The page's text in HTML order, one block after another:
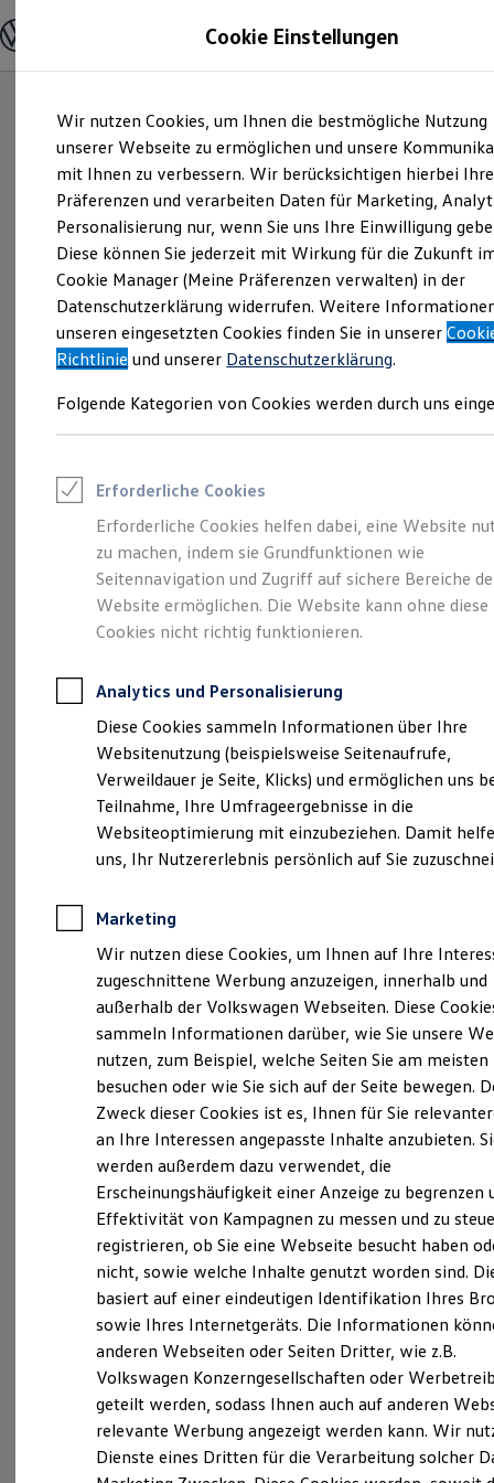
Hauptinhalt
springen
Footer
springen
Modelle und Konfigurator
Modelle vergleichen
Elektroautos
ENERGY Sondermodelle
Nutzfahrzeuge
SUV und CUV
Familienautos
Kombis
Kompaktwagen
Sportwagen
Schnell verfügbare Fahrzeuge
Angebote und Produkte
Aktuelle Angebote
E-Auto-Förderung
Volkswagen Marktplatz
Junge Gebrauchtwagen und Gebrauchtwagen
Saisonangebote
Leasing
Leasing-Angebote
Gebrauchtwagen Leasing
Junge Gebrauchtwagen-Leasing
Elektroauto Leasing
Kleinwagen-Leasing
Leasing ohne Anzahlung
Autokredit mit Schlussrate
Versicherungen und Garantien
Kfz-Versicherung
Restschuldversicherungen
Garantien
Wartungsverträge
Geschäftskunden
Professional Class bei Volkswagen
Großkunden
Behörden
Anpfiff zum Gewinn
Elektroautos
ID. Tutorials
Elektrofahrzeugkonzepte
Reichweite
Reichweite der ID. Modelle
Reichweite im Winter
Laden
Laden unterwegs
Laden Zuhause
Ladezeitensimulator
Batterie
Sicherheit
Garantie und Lebensdauer
Nachhaltigkeit
Technologie
Kosten und Kauf
Verbrauchskosten
Kaufoptionen
E-Auto-Förderung
Software und Konnektivität
Die ID. Software 6
ID. Software Versionen und Updates
Digitale Extras
Schnittstellen zu Ihrem ID.
Eine Spur Extra. Der
neue vollelektrische
ID. Polo
Impressum & Rechtliches
Probefahrt vereinbaren
Fahrzeugangebot anfordern
Servicetermin buchen
Serviceanfrage stellen
Cookie Einstellungen
Wir nutzen Cookies, um Ihnen die bestmögliche Nutzung
unserer Webseite zu ermöglichen und unsere
mit Ihnen zu verbessern. Wir berücksichtigen hierbei Ihre
Präferenzen und verarbeiten Daten für Marketing,
Personalisierung nur, wenn Sie uns Ihre Einwilligung
Diese können Sie jederzeit mit Wirkung für die Zukunft
Cookie Manager (Meine Präferenzen verwalten) in der
Datenschutzerklärung widerrufen. Weitere
unseren eingesetzten Cookies finden Sie in unserer
Richtlinie und unserer Datenschutzerklärung.
Folgende Kategorien von Cookies werden durch uns
Erforderliche Cookies
Erforderliche Cookies helfen dabei, eine Website
zu machen, indem sie Grundfunktionen wie
Seitennavigation und Zugriff auf sichere Bereiche
Website ermöglichen. Die Website kann ohne diese
Cookies nicht richtig funktionieren.
Analytics und Personalisierung
Diese Cookies sammeln Informationen über Ihre
Websitenutzung (beispielsweise Seitenaufrufe,
Verweildauer je Seite, Klicks) und ermöglichen uns
Teilnahme, Ihre Umfrageergebnisse in die
Websiteoptimierung mit einzubeziehen. Damit
uns, Ihr Nutzererlebnis persönlich auf Sie
Marketing
Wir nutzen diese Cookies, um Ihnen auf Ihre
zugeschnittene Werbung anzuzeigen, innerhalb und
außerhalb der Volkswagen Webseiten. Diese
sammeln Informationen darüber, wie Sie unsere
nutzen, zum Beispiel, welche Seiten Sie am meisten
besuchen oder wie Sie sich auf der Seite bewegen.
Zweck dieser Cookies ist es, Ihnen für Sie
an Ihre Interessen angepasste Inhalte anzubieten.
werden außerdem dazu verwendet, die
Erscheinungshäufigkeit einer Anzeige zu begrenzen
Effektivität von Kampagnen zu messen und zu
registrieren, ob Sie eine Webseite besucht haben
nicht, sowie welche Inhalte genutzt worden sind.
basiert auf einer eindeutigen Identifikation Ihres
sowie Ihres Internetgeräts. Die Informationen
anderen Webseiten oder Seiten Dritter, wie z.B.
Volkswagen Konzerngesellschaften oder
geteilt werden, sodass Ihnen auch auf anderen
relevante Werbung angezeigt werden kann. Wir
Dienste eines Dritten für die Verarbeitung solcher